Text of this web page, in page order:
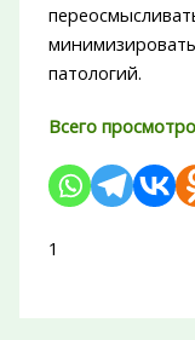
патологий.
Всего
1